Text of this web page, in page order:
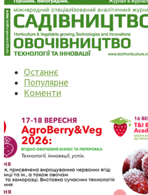
Останнє
Популярне
Коменти